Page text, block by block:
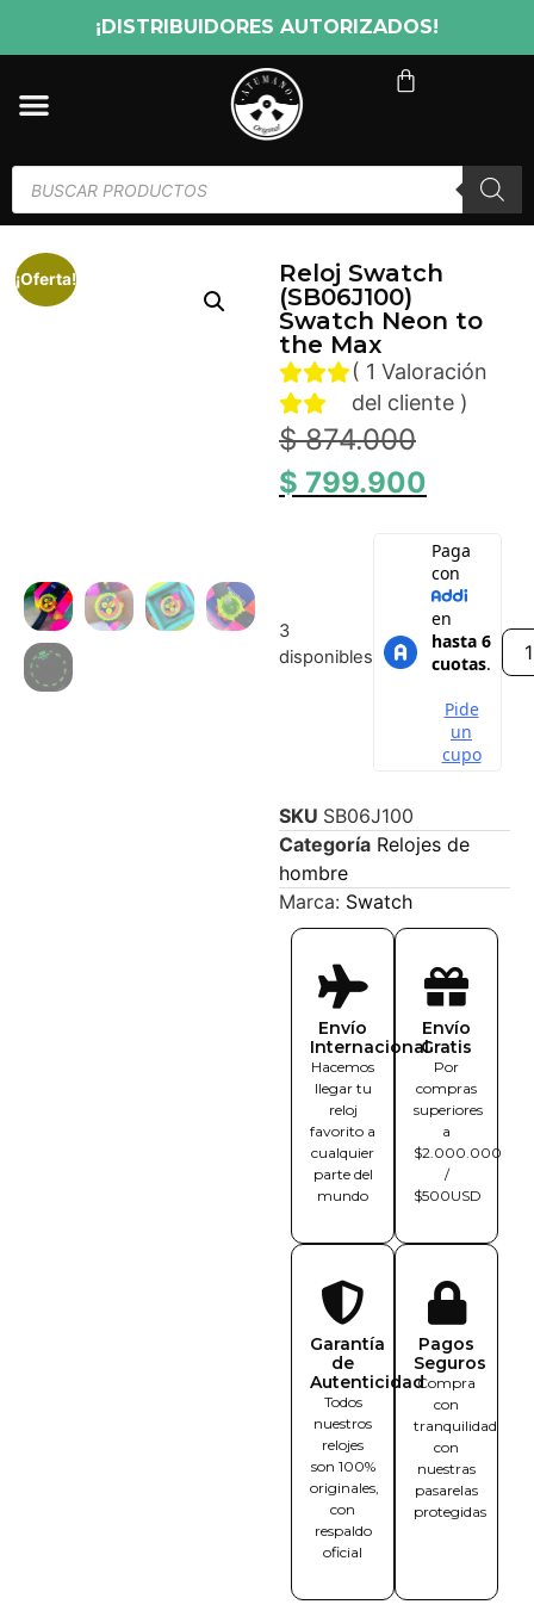
¡DISTRIBUIDORES AUTORIZADOS!
¡Oferta!
Reloj Swatch
(SB06J100)
Swatch Neon to
the Max
( 1Valoración
del cliente )
$874.000
$ 799.900
3
disponibles
SKU SB06J100
Categoría Relojes de
hombre
Marca: Swatch
Envío
Internacional
Hacemos
llegar tu
reloj
favorito a
cualquier
parte del
mundo
Envío
Gratis
Por
compras
superiores
a
$2.000.000
/
$500USD
Garantía
de
Autenticidad
Todos
nuestros
relojes
son 100%
originales,
con
respaldo
oficial
Pagos
Seguros
Compra
con
tranquilidad
con
nuestras
pasarelas
protegidas